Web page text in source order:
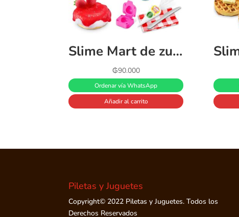
Slime Mart de zuru bolsa pequeña Strawberry Cheesecake
₲90.000
Ordenar vía WhatsApp
Añadir al carrito
Piletas y Juguetes
Copyright© 2022 Piletas y Juguetes. Todos los
Derechos Reservados